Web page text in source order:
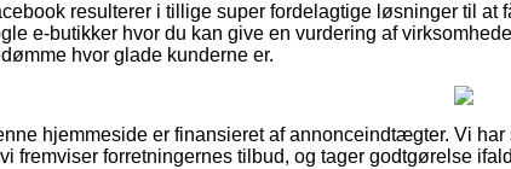
resulterer i tillige super fordelagtige løsninger til
e-butikker hvor du kan give en vurdering af
hvor glade kunderne er.
hjemmeside er finansieret af annonceindtægter. Vi
fremviser forretningernes tilbud, og tager godtgørelse